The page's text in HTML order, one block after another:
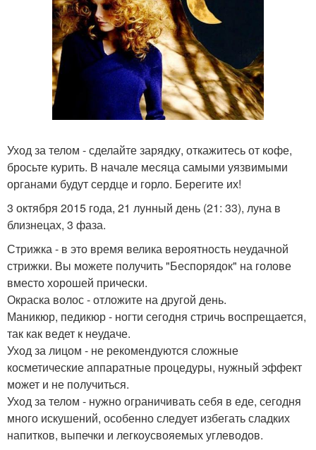
Уход за телом - сделайте зарядку, откажитесь от кофе,
бросьте курить. В начале месяца самыми уязвимыми
органами будут сердце и горло. Берегите их!
3 октября 2015 года, 21 лунный день (21: 33), луна в
близнецах, 3 фаза.
Стрижка - в это время велика вероятность неудачной
стрижки. Вы можете получить "Беспорядок" на голове
вместо хорошей прически.
Окраска волос - отложите на другой день.
Маникюр, педикюр - ногти сегодня стричь воспрещается,
так как ведет к неудаче.
Уход за лицом - не рекомендуются сложные
косметические аппаратные процедуры, нужный эффект
может и не получиться.
Уход за телом - нужно ограничивать себя в еде, сегодня
много искушений, особенно следует избегать сладких
напитков, выпечки и легкоусвояемых углеводов.